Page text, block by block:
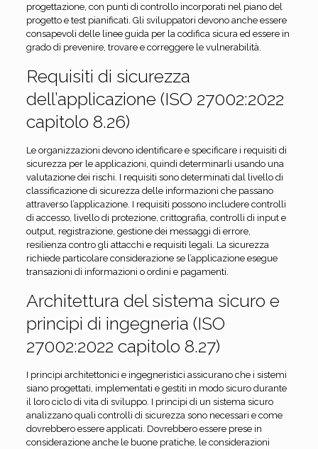
progettazione, con punti di controllo incorporati nel piano del
progetto e test pianificati. Gli sviluppatori devono anche essere
consapevoli delle linee guida per la codifica sicura ed essere in
grado di prevenire, trovare e correggere le vulnerabilità.
Requisiti di sicurezza
dell’applicazione (ISO 27002:2022
capitolo 8.26)
Le organizzazioni devono identificare e specificare i requisiti di
sicurezza per le applicazioni, quindi determinarli usando una
valutazione dei rischi. I requisiti sono determinati dal livello di
classificazione di sicurezza delle informazioni che passano
attraverso l’applicazione. I requisiti possono includere controlli
di accesso, livello di protezione, crittografia, controlli di input e
output, registrazione, gestione dei messaggi di errore,
resilienza contro gli attacchi e requisiti legali. La sicurezza
richiede particolare considerazione se l’applicazione esegue
transazioni di informazioni o ordini e pagamenti.
Architettura del sistema sicuro e
principi di ingegneria (ISO
27002:2022 capitolo 8.27)
I principi architettonici e ingegneristici assicurano che i sistemi
siano progettati, implementati e gestiti in modo sicuro durante
il loro ciclo di vita di sviluppo. I principi di un sistema sicuro
analizzano quali controlli di sicurezza sono necessari e come
dovrebbero essere applicati. Dovrebbero essere prese in
considerazione anche le buone pratiche, le considerazioni